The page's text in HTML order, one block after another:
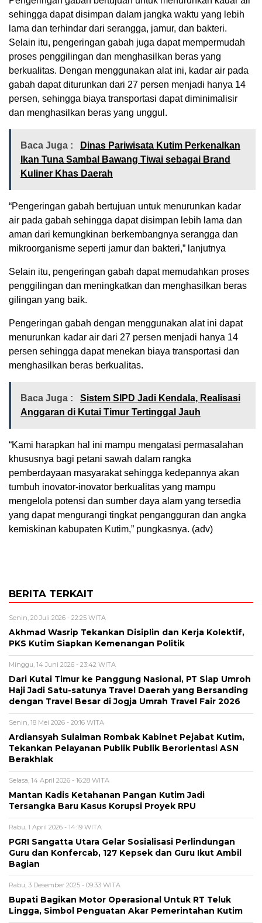
sehingga dapat disimpan dalam jangka waktu yang lebih
lama dan terhindar dari serangga, jamur, dan bakteri.
Selain itu, pengeringan gabah juga dapat mempermudah
proses penggilingan dan menghasilkan beras yang
berkualitas. Dengan menggunakan alat ini, kadar air pada
gabah dapat diturunkan dari 27 persen menjadi hanya 14
persen, sehingga biaya transportasi dapat diminimalisir
dan menghasilkan beras yang unggul.
Baca Juga :
Dinas Pariwisata Kutim Perkenalkan
Ikan Tuna Sambal Bawang Tiwai sebagai Brand
Kuliner Khas Daerah
“Pengeringan gabah bertujuan untuk menurunkan kadar
air pada gabah sehingga dapat disimpan lebih lama dan
aman dari kemungkinan berkembangnya serangga dan
mikroorganisme seperti jamur dan bakteri,” lanjutnya
Selain itu, pengeringan gabah dapat memudahkan proses
penggilingan dan meningkatkan dan menghasilkan beras
gilingan yang baik.
Pengeringan gabah dengan menggunakan alat ini dapat
menurunkan kadar air dari 27 persen menjadi hanya 14
persen sehingga dapat menekan biaya transportasi dan
menghasilkan beras berkualitas.
Baca Juga :
Sistem SIPD Jadi Kendala, Realisasi
Anggaran di Kutai Timur Tertinggal Jauh
“Kami harapkan hal ini mampu mengatasi permasalahan
khususnya bagi petani sawah dalam rangka
pemberdayaan masyarakat sehingga kedepannya akan
tumbuh inovator-inovator berkualitas yang mampu
mengelola potensi dan sumber daya alam yang tersedia
yang dapat mengurangi tingkat pengangguran dan angka
kemiskinan kabupaten Kutim,” pungkasnya. (adv)
BERITA TERKAIT
Senin, 20 Juli 2026 - 22:25 WITA
Akhmad Wasrip Tekankan Disiplin dan Kerja Kolektif,
PKS Kutim Siapkan Kemenangan Politik
Minggu, 14 Juni 2026 - 23:42 WITA
Dari Kutai Timur ke Panggung Nasional, PT Siap Umroh
Haji Jadi Satu-satunya Travel Daerah yang Bersanding
dengan Travel Besar di Jogja Umrah Travel Fair 2026
Senin, 18 Mei 2026 - 20:16 WITA
Ardiansyah Sulaiman Rombak Kabinet Pejabat Kutim,
Tekankan Pelayanan Publik Publik Berorientasi ASN
Berakhlak
Selasa, 14 April 2026 - 16:28 WITA
Mantan Kadis Ketahanan Pangan Kutim Jadi
Tersangka Baru Kasus Korupsi Proyek RPU
Rabu, 1 April 2026 - 14:19 WITA
PGRI Sangatta Utara Gelar Sosialisasi Perlindungan
Guru dan Konfercab, 127 Kepsek dan Guru Ikut Ambil
Bagian
Rabu, 3 Desember 2025 - 09:33 WITA
Bupati Bagikan Motor Operasional Untuk RT Teluk
Lingga, Simbol Penguatan Akar Pemerintahan Kutim